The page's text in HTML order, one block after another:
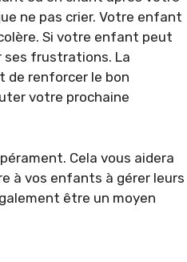
ne pas crier. Votre enfant
Si votre enfant peut
ses frustrations. La
de renforcer le bon
votre prochaine
Cela vous aidera
à vos enfants à gérer leurs
être un moyen